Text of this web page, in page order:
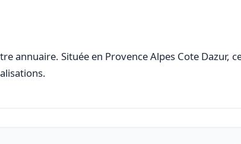
annuaire. Située en Provence Alpes Cote Dazur,